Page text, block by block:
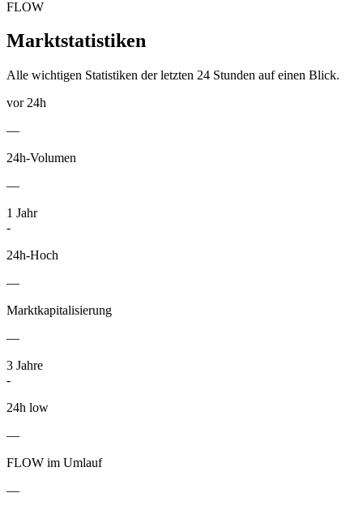
FLOW
Marktstatistiken
Alle wichtigen Statistiken der letzten 24 Stunden auf einen Blick.
vor 24h
—
24h-Volumen
—
1 Jahr
-
24h-Hoch
—
Marktkapitalisierung
—
3 Jahre
-
24h low
—
FLOW im Umlauf
—